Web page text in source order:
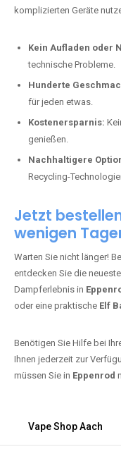
komplizierten Geräte
Kein Aufladen oder
technische Probleme.
Hunderte
für jeden etwas.
Kostenersparnis:
genießen.
Nachhaltigere
Recycling-
Jetzt
wenigen
Warten Sie nicht länger!
entdecken Sie die
Dampferlebnis in
oder eine praktische Elf
Benötigen Sie Hilfe bei
Ihnen jederzeit zur
müssen Sie in Eppenrod
Vape Shop Aach